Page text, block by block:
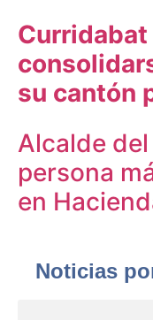
Curridabat
su cantón
Alcalde del
persona
en
Noticias